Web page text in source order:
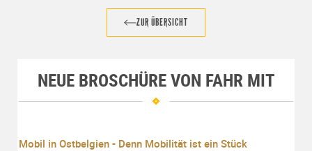
ZUR ÜBERSICHT
NEUE BROSCHÜRE VON FAHR MIT
Mobil in Ostbelgien - Denn Mobilität ist ein Stück